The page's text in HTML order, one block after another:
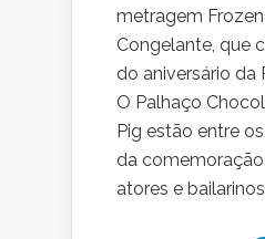
metragem
Congelante, que
do aniversário da
O Palhaço
Pig estão entre
da
atores e